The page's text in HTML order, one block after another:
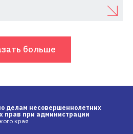
больше
делам несовершеннолетних
прав при администрации
края